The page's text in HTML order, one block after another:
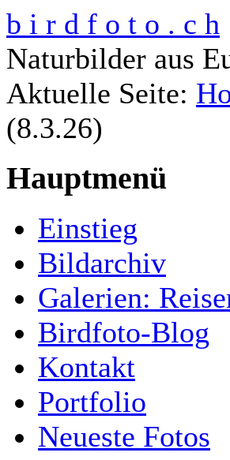
b i r d f o t o . c h
Naturbilder aus
Aktuelle Seite:
(8.3.26)
Hauptmenü
Einstieg
Bildarchiv
Galerien:
Birdfoto-Blog
Kontakt
Portfolio
Neueste Fotos